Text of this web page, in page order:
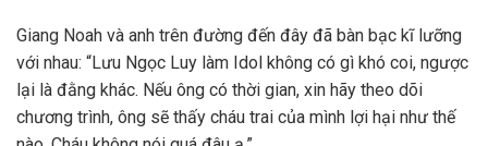
Giang Noah và anh trên đường đến đây đã bàn bạc kĩ lưỡng
với nhau: “Lưu Ngọc Luy làm Idol không có gì khó coi, ngược
lại là đằng khác. Nếu ông có thời gian, xin hãy theo dõi
chương trình, ông sẽ thấy cháu trai của mình lợi hại như thế